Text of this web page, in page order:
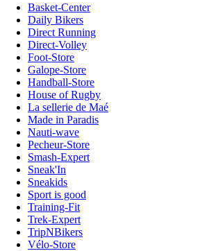
Basket-Center
Daily Bikers
Direct Running
Direct-Volley
Foot-Store
Galope-Store
Handball-Store
House of Rugby
La sellerie de Maé
Made in Paradis
Nauti-wave
Pecheur-Store
Smash-Expert
Sneak'In
Sneakids
Sport is good
Training-Fit
Trek-Expert
TripNBikers
Vélo-Store